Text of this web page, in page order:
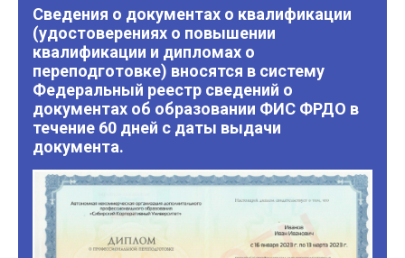
Сведения о документах о квалификации
(удостоверениях о повышении
квалификации и дипломах о
переподготовке) вносятся в систему
Федеральный реестр сведений о
документах об образовании ФИС ФРДО в
течение 60 дней с даты выдачи
документа.